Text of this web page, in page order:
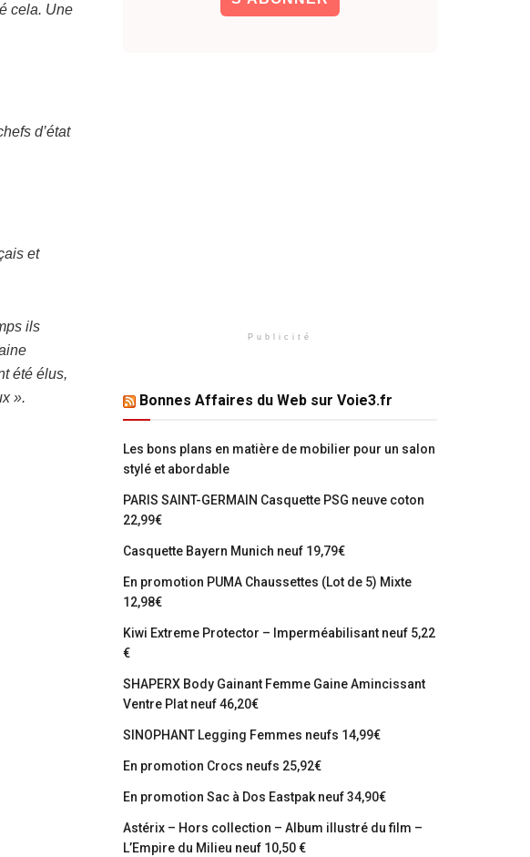
cela. Une
d’état
et
ils
été élus,
».
Publicité
Bonnes Affaires du Web sur Voie3.fr
Les bons plans en matière de mobilier pour un salon
stylé et abordable
PARIS SAINT-GERMAIN Casquette PSG neuve coton
22,99€
Casquette Bayern Munich neuf 19,79€
En promotion PUMA Chaussettes (Lot de 5) Mixte
12,98€
Kiwi Extreme Protector – Imperméabilisant neuf 5,22
€
SHAPERX Body Gainant Femme Gaine Amincissant
Ventre Plat neuf 46,20€
SINOPHANT Legging Femmes neufs 14,99€
En promotion Crocs neufs 25,92€
En promotion Sac à Dos Eastpak neuf 34,90€
Astérix – Hors collection – Album illustré du film –
L’Empire du Milieu neuf 10,50 €